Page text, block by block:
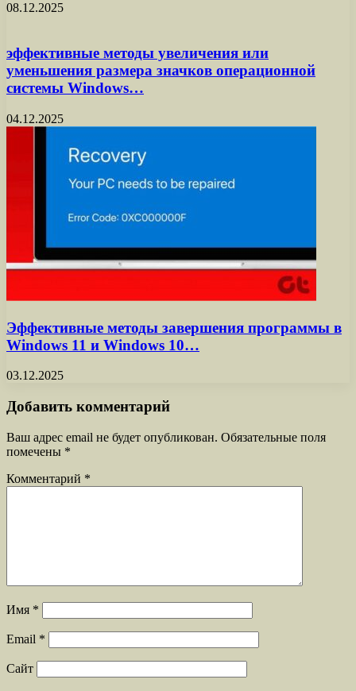
08.12.2025
эффективные методы увеличения или
уменьшения размера значков операционной
системы Windows…
04.12.2025
Эффективные методы завершения программы в
Windows 11 и Windows 10…
03.12.2025
Добавить комментарий
Ваш адрес email не будет опубликован. Обязательные поля
помечены *
Комментарий *
Имя *
Email *
Сайт